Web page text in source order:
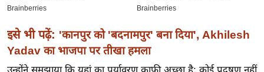
मि
सा
ल
इसे भी पढ़ें: 'कानपुर को 'बदनामपुर' बना दिया', Akhilesh
Yadav का भाजपा पर तीखा हमला